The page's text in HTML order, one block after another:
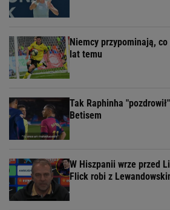
Niemcy przypominają,
lat temu
Tak Raphinha
Betisem
W Hiszpanii wrze przed
Flick robi z